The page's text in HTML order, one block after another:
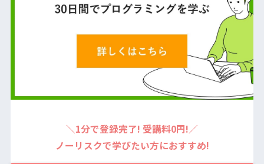
＼1分で登録完了! 受講料0円!／
ノーリスクで学びたい方におすすめ!